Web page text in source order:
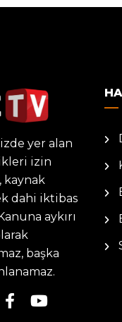
yer alan
izin
kaynak
dahi iktibas
aykırı
başka